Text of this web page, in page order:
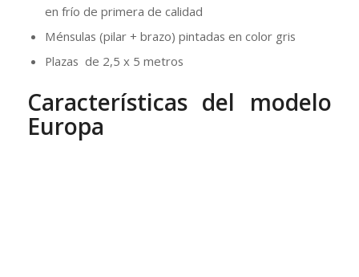
en frío de primera de calidad
Ménsulas (pilar + brazo) pintadas en color gris
Plazas de 2,5 x 5 metros
Características del modelo
Europa